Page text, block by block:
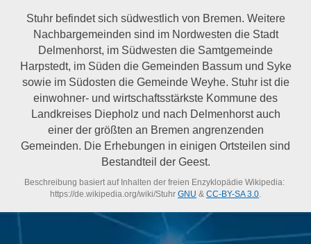
Stuhr befindet sich südwestlich von Bremen. Weitere
Nachbargemeinden sind im Nordwesten die Stadt
Delmenhorst, im Südwesten die Samtgemeinde
Harpstedt, im Süden die Gemeinden Bassum und Syke
sowie im Südosten die Gemeinde Weyhe. Stuhr ist die
einwohner- und wirtschaftsstärkste Kommune des
Landkreises Diepholz und nach Delmenhorst auch
einer der größten an Bremen angrenzenden
Gemeinden. Die Erhebungen in einigen Ortsteilen sind
Bestandteil der Geest.
Beschreibung basiert auf Inhalten der freien Enzyklopädie Wikipedia:
https://de.wikipedia.org/wiki/Stuhr GNU & CC-BY-SA 3.0.